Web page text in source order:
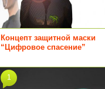
Концепт защитной маски
“Цифровое спасение”
1